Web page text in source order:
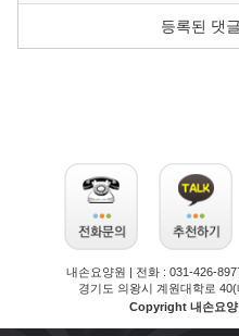
등록된 댓
내손요양원 | 전화 : 031-426-
경기도 의왕시 계원대학로
Copyright 내손요